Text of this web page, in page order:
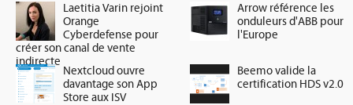
Laetitia Varin rejoint
Orange
Cyberdefense pour
créer son canal de vente
indirecte
Arrow référence les
onduleurs d'ABB pour
l'Europe
Nextcloud ouvre
davantage son App
Store aux ISV
Beemo valide la
certification HDS v2.0